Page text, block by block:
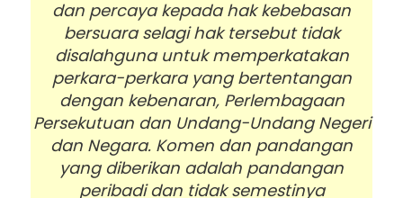
dan percaya kepada hak kebebasan
bersuara selagi hak tersebut tidak
disalahguna untuk memperkatakan
perkara-perkara yang bertentangan
dengan kebenaran, Perlembagaan
Persekutuan dan Undang-Undang Negeri
dan Negara. Komen dan pandangan
yang diberikan adalah pandangan
peribadi dan tidak semestinya